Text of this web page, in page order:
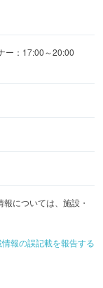
ー：17:00～20:00
については、施設・
報の誤記載を報告する